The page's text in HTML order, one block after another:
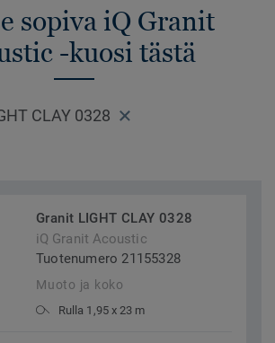
sopiva iQ Granit
-kuosi tästä
CLAY 0328
Granit LIGHT CLAY 0328
iQ Granit Acoustic
Tuotenumero 21155328
Muoto ja koko
Rulla 1,95 x 23 m